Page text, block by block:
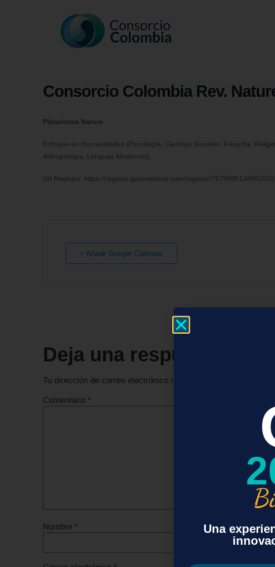
Consorcio Colombia Rev.
Plataforma Nature
Enfoque en Humanidades (Psicología, Ciencias Sociales, Filosofía,
Antropología, Lenguas Modernas)
Url Registro: https://register.gotowebinar.com/register/
+ Añadir Google Calendar
Deja una respuesta
Tu dirección de correo electrónico no será publicada. Los
Comentario *
Nombre *
Una